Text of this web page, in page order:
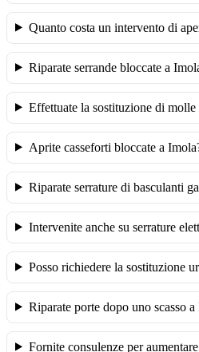
Quanto costa un intervento di
Riparate serrande bloccate a
Effettuate la sostituzione di
Aprite casseforti bloccate a
Riparate serrature di basculanti
Intervenite anche su serrature
Posso richiedere la sostituzione
Riparate porte dopo uno scasso a
Fornite consulenze per